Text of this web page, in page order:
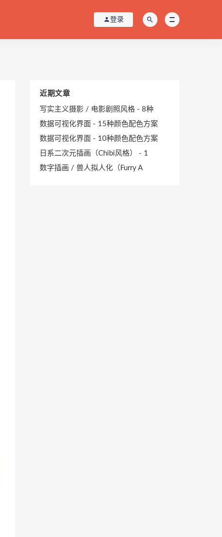
登录
近期文章
写实主义摄影 / 电影剧照风格 - 8种
数据可视化界面 - 15种颜色配色方案
数据可视化界面 - 10种颜色配色方案
日系二次元插画（Chibi风格） - 1
数字插画 / 兽人拟人化（Furry A